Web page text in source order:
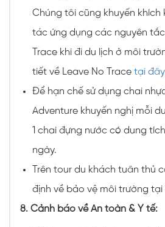
Chúng tôi cũng khuyến
tác ứng dụng các nguyên
Trace khi đi du lịch ở môi
tiết về Leave No Trace tại đây
Để hạn chế sử dụng chai
Adventure khuyến nghị mỗi
1 chai đựng nước có dung
ngày.
Trên tour du khách tuân thủ
định về bảo vệ môi trường tại
8. Cảnh báo về An toàn & Y tế: